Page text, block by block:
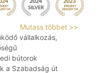
Mutass többet >>
vállalkozás,
bútorok
a Szabadság út